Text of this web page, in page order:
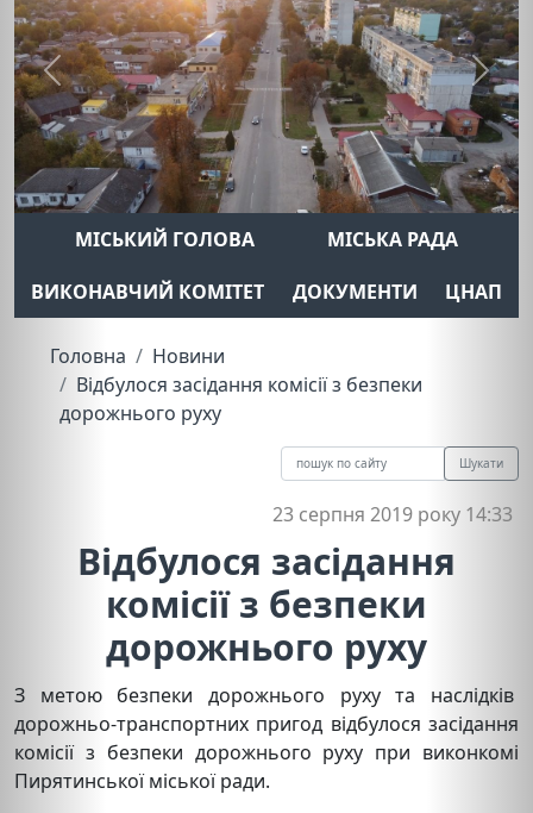
Previous Next
МІСЬКИЙ ГОЛОВА
МІСЬКА РАДА
ВИКОНАВЧИЙ КОМІТЕТ
ДОКУМЕНТИ ЦНАП
Головна
Новини
Відбулося засідання комісії з безпеки
дорожнього руху
Шукати
23 серпня 2019 року 14:33
Відбулося засідання
комісії з безпеки
дорожнього руху
З метою безпеки дорожнього руху та наслідків
дорожньо-транспортних пригод відбулося засідання
комісії з безпеки дорожнього руху при виконкомі
Пирятинської міської ради.